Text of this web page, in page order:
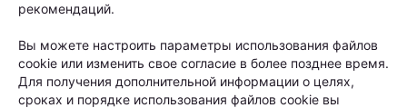
рекомендаций.
Вы можете настроить параметры использования файлов
cookie или изменить свое согласие в более позднее время.
Для получения дополнительной информации о целях,
сроках и порядке использования файлов cookie вы